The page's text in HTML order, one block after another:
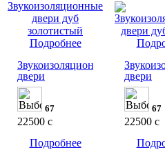
Подробнее
Звукоизоляционные
двери
67
22500 c
Подробнее
двери
67
22500 c